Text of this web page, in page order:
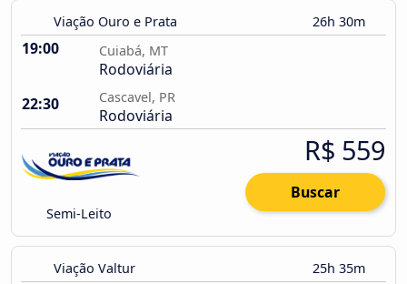
Viação Ouro e Prata 26h 30m
19:00 Cuiabá, MT
Rodoviária
22:30
Cascavel, PR
Rodoviária
Semi-Leito
R$ 559
Buscar
Viação Valtur 25h 35m